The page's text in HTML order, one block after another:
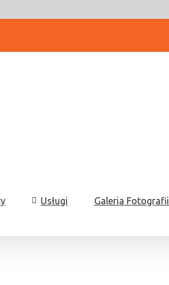
Usługi Galeria Fotografii